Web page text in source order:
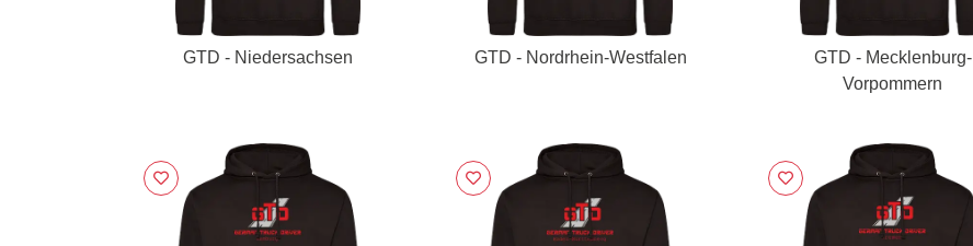
GTD - Niedersachsen GTD - Nordrhein-Westfalen
GTD - Mecklenburg-
Vorpommern